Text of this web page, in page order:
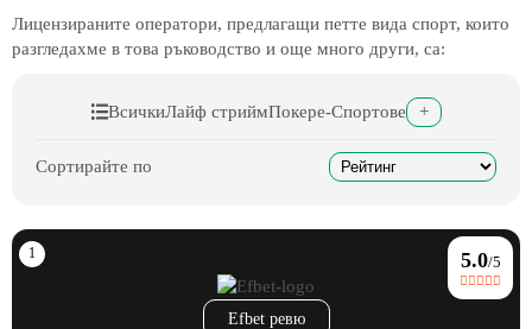
Лицензираните оператори, предлагащи петте вида спорт, които
разгледахме в това ръководство и още много други, са:
ВсичкиЛайф стриймПокере-Спортове +
Сортирайте по
Efbet ревю
5.0/5